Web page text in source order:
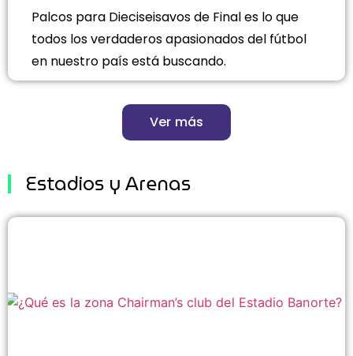
Palcos para Dieciseisavos de Final es lo que
todos los verdaderos apasionados del fútbol
en nuestro país está buscando.
Ver más
Estadios y Arenas